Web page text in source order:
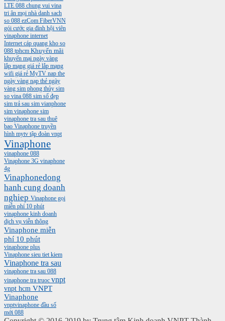
LTE 088 chung vui vina
tri ân mọi nhà danh sach
so 088 ezCom FiberVNN
gói cước gia đình hội viên
vinaphone internet
Internet cáp quang kho so
088 tphcm Khuyến mãi
khuyến mại ngày vàng
lắp mạng giá rẻ lắp mạng
wifi giá rẻ MyTV nap the
ngày vàng nạp thẻ ngày
vàng sim phong thủy sim
so vina 088 sim số đẹp
sim trả sau sim vianphone
sim vinaphone sim
vinaphone tra sau thuê
bao Vinaphone truyền
hình mytv tập đoàn vnpt
Vinaphone
vinaphone 088
Vinaphone 3G vinaphone
4g
Vinaphonedong
hanh cung doanh
nghiep Vinaphone gọi
miễn phí 10 phút
vinaphone kinh doanh
dịch vụ viễn thông
Vinaphone miễn
phí 10 phút
vinaphone plus
Vinaphone sieu tiet kiem
Vinaphone tra sau
vinaphone tra sau 088
vinaphone tra truoc vnpt
vnpt hcm VNPT
Vinaphone
vnptvinaphone đầu số
mới 088